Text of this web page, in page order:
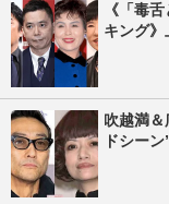
《「毒
キング
吹越満
ドシー